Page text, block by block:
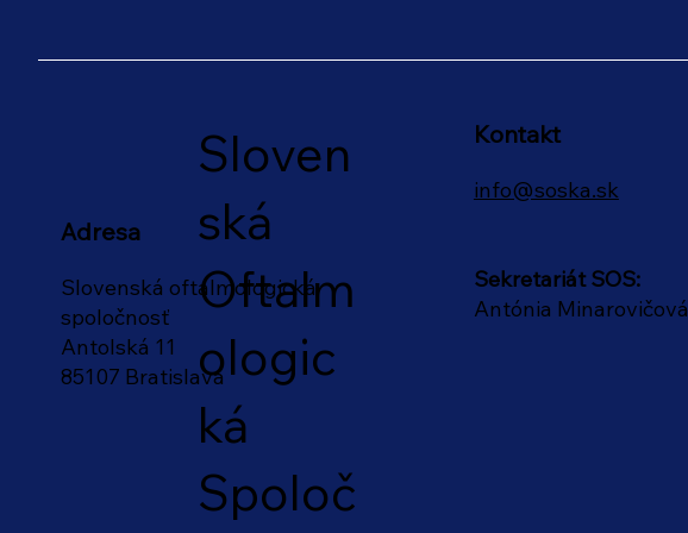
Sloven
ská
Oftalm
ologic
ká
Spoloč
Adresa
Slovenská oftalmologická
spoločnosť
Antolská 11
85107 Bratislava
Kontakt
info@soska.sk
Sekretariát SOS:
Antónia Minarovičová